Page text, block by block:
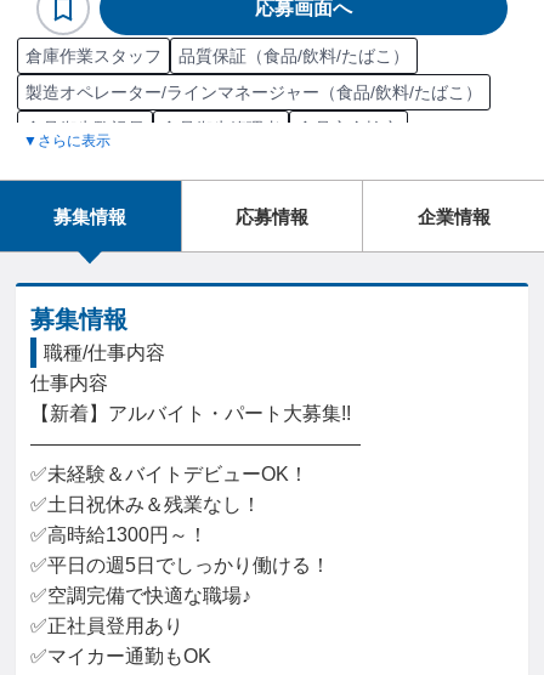
応募画面へ
倉庫作業スタッフ
品質保証（食品/飲料/たばこ）
製造オペレーター/ラインマネージャー（食品/飲料/たばこ）
食品衛生監視員
食品衛生管理者
食品安全検定
普通自動車第一種運転免許（MT限定）
梱包/包装
ピッキング
物流/生産管理職担当
包装/荷造機械製品開発
食品工場 食品品質管理
▼さらに表示
募集情報 応募情報 企業情報
募集情報
職種/仕事内容
仕事内容
【新着】アルバイト・パート大募集!!
―――――――――――――――――
✅未経験＆バイトデビューOK！
✅土日祝休み＆残業なし！
✅高時給1300円～！
✅平日の週5日でしっかり働ける！
✅空調完備で快適な職場♪
✅正社員登用あり
✅マイカー通勤もOK